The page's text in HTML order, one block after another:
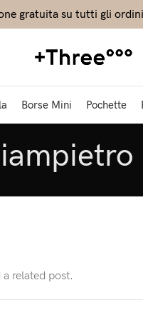
Borse Mini Pochette
related post.
gratuita su tutti gli